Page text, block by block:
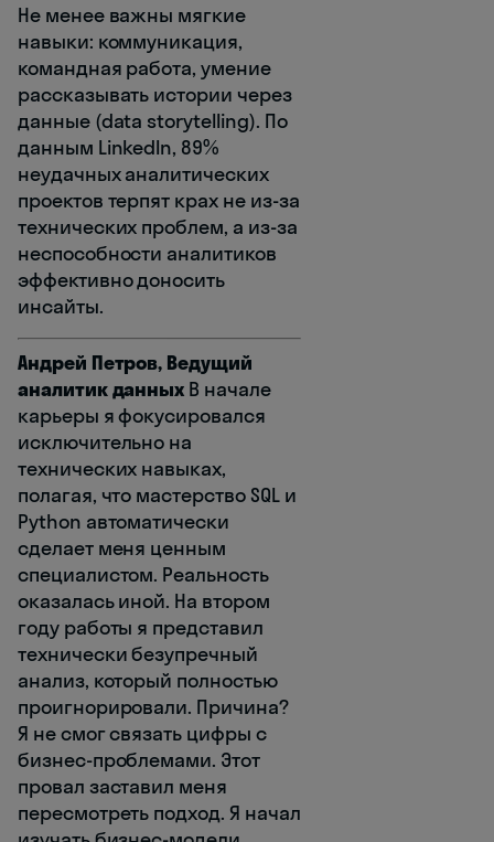
Не менее важны мягкие
навыки: коммуникация,
командная работа, умение
рассказывать истории через
данные (data storytelling). По
данным LinkedIn, 89%
неудачных аналитических
проектов терпят крах не из-за
технических проблем, а из-за
неспособности аналитиков
эффективно доносить
инсайты.
Андрей Петров, Ведущий
аналитик данных В начале
карьеры я фокусировался
исключительно на
технических навыках,
полагая, что мастерство SQL и
Python автоматически
сделает меня ценным
специалистом. Реальность
оказалась иной. На втором
году работы я представил
технически безупречный
анализ, который полностью
проигнорировали. Причина?
Я не смог связать цифры с
бизнес-проблемами. Этот
провал заставил меня
пересмотреть подход. Я начал